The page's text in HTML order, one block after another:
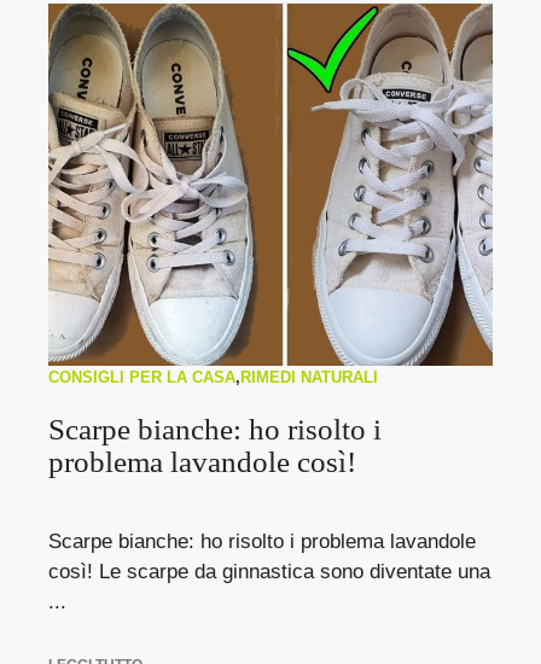
CONSIGLI PER LA CASA, RIMEDI NATURALI
Scarpe bianche: ho risolto i
problema lavandole così!
Scarpe bianche: ho risolto i problema lavandole
così! Le scarpe da ginnastica sono diventate una
...